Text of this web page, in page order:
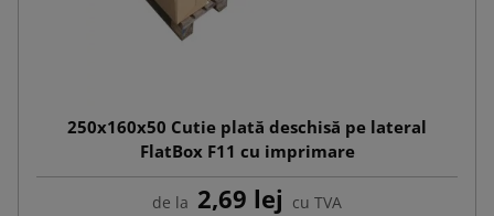
250x160x50 Cutie plată deschisă pe lateral
FlatBox F11 cu imprimare
de la 2,69 lej cu TVA